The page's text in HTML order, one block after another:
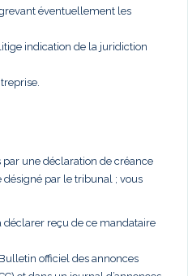
éventuellement les
indication de la juridiction
par une déclaration de créance
par le tribunal ; vous
déclarer reçu de ce mandataire
officiel des annonces